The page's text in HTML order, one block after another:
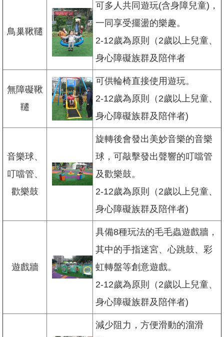
政
府
資
放
宣
告
權
安
全
聯
鳥巢鞦韆
可多人共同遊玩(含身障兒童)，
一同享受擺盪的樂趣。
2-12歲為原則（2歲以上兒童、
身心障礙族群及陪伴者
無障礙鞦
韆
可供輪椅直接使用遊玩。
2-12歲為原則（2歲以上兒童、
身心障礙族群及陪伴者)
音樂球、
叮噹管、
歡樂鼓
旋轉後會發出美妙音樂的音樂
球，可敲擊發出聲響的叮噹管
及歡樂鼓。
2-12歲為原則（2歲以上兒童、
身心障礙族群及陪伴者)
遊戲牆
具備8種玩法的毛毛蟲遊戲牆，
其中的手指迷宮、心跳鼓、彩
虹轉盤等創意遊戲。
2-12歲為原則（2歲以上兒童、
身心障礙族群及陪伴者)
減少阻力，方便滑動的溜滑